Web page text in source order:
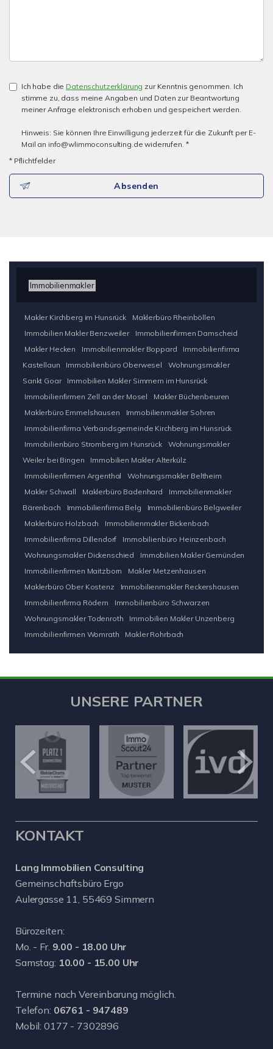
Ich habe die Datenschutzerklärung zur Kenntnis genommen. Ich
stimme zu, dass meine Angaben und Daten zur Beantwortung
meiner Anfrage elektronisch erhoben und gespeichert werden.
Hinweis: Sie können Ihre Einwilligung jederzeit für die Zukunft per E-
Mail an info@wlimmoconsulting.de widerrufen. *
* Pflichtfelder
Absenden
Immobilienmakler
Makler Kirchberg im Hunsrück
Maklerbüro Rheinböllen
Immobilien Makler Benzweiler
Immobilienfirmen Damscheid
Makler Hecken
Immobilienmakler Boppard
Immobilienfirma
Kastellaun
Immobilienbüro Oberwesel
Wohnungsmakler
Sankt Goar
Immobilien Makler Simmern im Hunsrück
Immobilienfirmen Zell an der Mosel
Makler Büchenbeuren
Maklerbüro Emmelshausen
Immobilienmakler Sohren
Immobilienfirma Verbandsgemeinde Kirchberg im Hunsrück
Immobilienbüro Stromberg im Hunsrück
Wohnungsmakler
Weiler bei Bingen
Immobilien Makler Alterkülz
Immobilienfirmen Argenthal
Wohnungsmakler Beltheim
Makler Schwall
Maklerbüro Badenhard
Immobilienmakler
Bärenbach
Immobilienfirma Belg
Immobilienbüro Belgweiler
Maklerbüro Holzbach
Immobilienmakler Bickenbach
Immobilienfirma Dillendorf
Immobilienbüro Heinzenbach
Wohnungsmakler Dickenschied
Immobilien Makler Gemünden
Immobilienfirmen Maitzborn
Makler Metzenhausen
Maklerbüro Ober Kostenz
Immobilienmakler Reckershausen
Immobilienfirma Rödern
Immobilienbüro Schwarzen
Wohnungsmakler Todenroth
Immobilien Makler Unzenberg
Immobilienfirmen Womrath
Makler Rohrbach
UNSERE PARTNER
KONTAKT
Lang Immobilien Consulting
Gemeinschaftsbüro Ergo
Aulergasse 11, 55469 Simmern
Bürozeiten:
Mo. - Fr. 9.00 - 18.00 Uhr
Samstag: 10.00 - 15.00 Uhr
Termine nach Vereinbarung möglich.
Telefon: 06761 - 947489
Mobil: 0177 - 7302896